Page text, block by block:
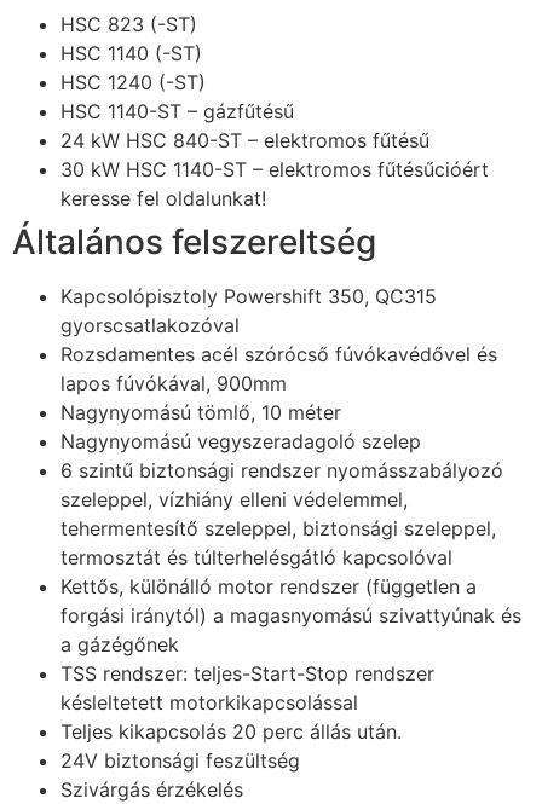
HSC 823 (-ST)
HSC 1140 (-ST)
HSC 1240 (-ST)
HSC 1140-ST – gázfűtésű
24 kW HSC 840-ST – elektromos fűtésű
30 kW HSC 1140-ST – elektromos fűtésűcióért
keresse fel oldalunkat!
Általános felszereltség
Kapcsolópisztoly Powershift 350, QC315
gyorscsatlakozóval
Rozsdamentes acél szórócső fúvókavédővel és
lapos fúvókával, 900mm
Nagynyomású tömlő, 10 méter
Nagynyomású vegyszeradagoló szelep
6 szintű biztonsági rendszer nyomásszabályozó
szeleppel, vízhiány elleni védelemmel,
tehermentesítő szeleppel, biztonsági szeleppel,
termosztát és túlterhelésgátló kapcsolóval
Kettős, különálló motor rendszer (független a
forgási iránytól) a magasnyomású szivattyúnak és
a gázégőnek
TSS rendszer: teljes-Start-Stop rendszer
késleltetett motorkikapcsolással
Teljes kikapcsolás 20 perc állás után.
24V biztonsági feszültség
Szivárgás érzékelés